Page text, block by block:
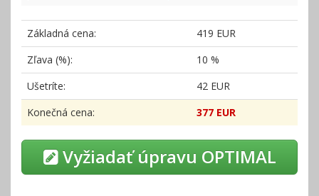
Základná cena:
419 EUR
Zľava (%):
10 %
Ušetríte:
42 EUR
Konečná cena:
377 EUR
Vyžiadať úpravu OPTIMAL